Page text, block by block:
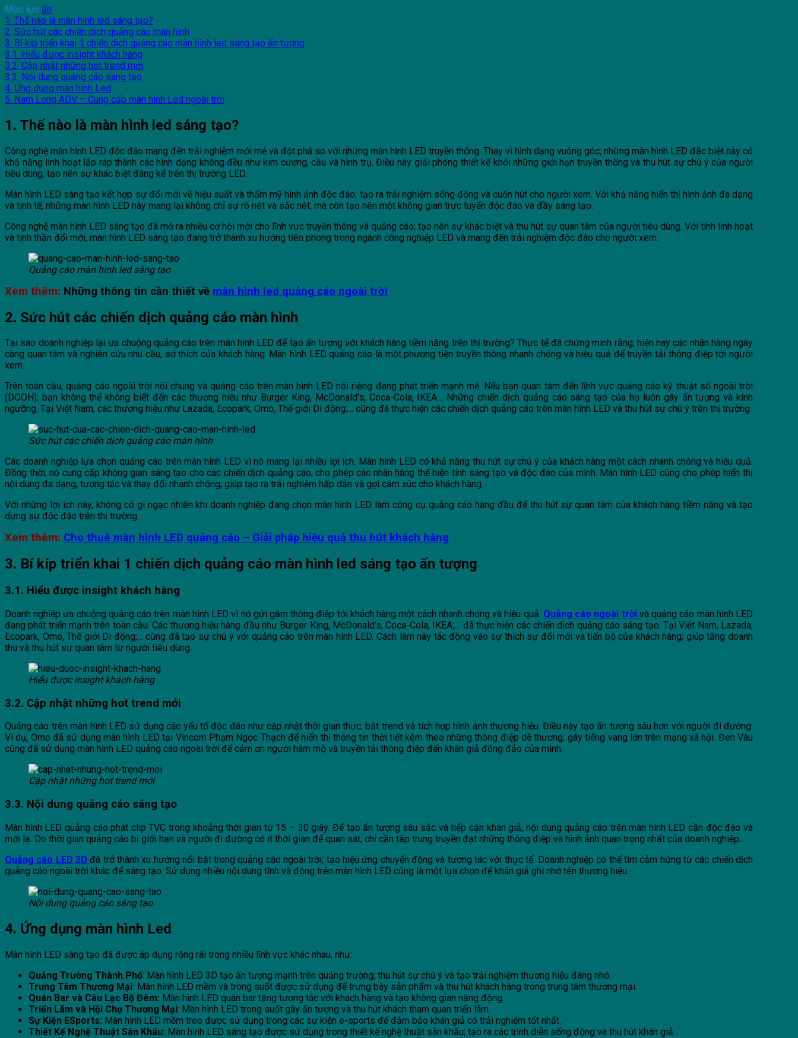
Mục lục ẩn
1. Thế nào là màn hình led sáng tạo?
2. Sức hút các chiến dịch quảng cáo màn hình
3. Bí kíp triển khai 1 chiến dịch quảng cáo màn hình led sáng tạo ấn tượng
3.1. Hiểu được insight khách hàng
3.2. Cập nhật những hot trend mới
3.3. Nội dung quảng cáo sáng tạo
4. Ứng dụng màn hình Led
5. Nam Long ADV – Cung cấp màn hình Led ngoài trời
1. Thế nào là màn hình led sáng tạo?
Công nghệ màn hình LED độc đáo mang đến trải nghiệm mới mẻ và đột phá so với những màn hình LED truyền thống. Thay vì hình dạng vuông góc; những màn hình LED đặc biệt này có
khả năng linh hoạt lắp ráp thành các hình dạng không đều như kim cương, cầu và hình trụ. Điều này giải phóng thiết kế khỏi những giới hạn truyền thống và thu hút sự chú ý của người
tiêu dùng; tạo nên sự khác biệt đáng kể trên thị trường LED.
Màn hình LED sáng tạo kết hợp sự đổi mới về hiệu suất và thẩm mỹ hình ảnh độc đáo; tạo ra trải nghiệm sống động và cuốn hút cho người xem. Với khả năng hiển thị hình ảnh đa dạng
và tinh tế; những màn hình LED này mang lại không chỉ sự rõ nét và sắc nét; mà còn tạo nên một không gian trực tuyến độc đáo và đầy sáng tạo.
Công nghệ màn hình LED sáng tạo đã mở ra nhiều cơ hội mới cho lĩnh vực truyền thông và quảng cáo; tạo nên sự khác biệt và thu hút sự quan tâm của người tiêu dùng. Với tính linh hoạt
và tinh thần đổi mới, màn hình LED sáng tạo đang trở thành xu hướng tiên phong trong ngành công nghiệp LED và mang đến trải nghiệm độc đáo cho người xem.
Quảng cáo màn hình led sáng tạo
Xem thêm: Những thông tin cần thiết về màn hình led quảng cáo ngoài trời
2. Sức hút các chiến dịch quảng cáo màn hình
Tại sao doanh nghiệp lại ưa chuộng quảng cáo trên màn hình LED để tạo ấn tượng với khách hàng tiềm năng trên thị trường? Thực tế đã chứng minh rằng; hiện nay các nhãn hàng ngày
càng quan tâm và nghiên cứu nhu cầu, sở thích của khách hàng. Màn hình LED quảng cáo là một phương tiện truyền thông nhanh chóng và hiệu quả để truyền tải thông điệp tới người
xem.
Trên toàn cầu, quảng cáo ngoài trời nói chung và quảng cáo trên màn hình LED nói riêng đang phát triển mạnh mẽ. Nếu bạn quan tâm đến lĩnh vực quảng cáo kỹ thuật số ngoài trời
(DOOH); bạn không thể không biết đến các thương hiệu như Burger King, McDonald’s, Coca-Cola, IKEA… Những chiến dịch quảng cáo sáng tạo của họ luôn gây ấn tượng và kính
ngưỡng. Tại Việt Nam, các thương hiệu như Lazada, Ecopark, Omo, Thế giới Di động;… cũng đã thực hiện các chiến dịch quảng cáo trên màn hình LED và thu hút sự chú ý trên thị trường.
Sức hút các chiến dịch quảng cáo màn hình
Các doanh nghiệp lựa chọn quảng cáo trên màn hình LED vì nó mang lại nhiều lợi ích. Màn hình LED có khả năng thu hút sự chú ý của khách hàng một cách nhanh chóng và hiệu quả.
Đồng thời, nó cung cấp không gian sáng tạo cho các chiến dịch quảng cáo; cho phép các nhãn hàng thể hiện tính sáng tạo và độc đáo của mình. Màn hình LED cũng cho phép hiển thị
nội dung đa dạng; tương tác và thay đổi nhanh chóng; giúp tạo ra trải nghiệm hấp dẫn và gợi cảm xúc cho khách hàng.
Với những lợi ích này, không có gì ngạc nhiên khi doanh nghiệp đang chọn màn hình LED làm công cụ quảng cáo hàng đầu để thu hút sự quan tâm của khách hàng tiềm năng và tạo
dựng sự độc đáo trên thị trường.
Xem thêm: Cho thuê màn hình LED quảng cáo – Giải pháp hiệu quả thu hút khách hàng
3. Bí kíp triển khai 1 chiến dịch quảng cáo màn hình led sáng tạo ấn tượng
3.1. Hiểu được insight khách hàng
Doanh nghiệp ưa chuộng quảng cáo trên màn hình LED vì nó gửi gắm thông điệp tới khách hàng một cách nhanh chóng và hiệu quả. Quảng cáo ngoài trời và quảng cáo màn hình LED
đang phát triển mạnh trên toàn cầu. Các thương hiệu hàng đầu như Burger King, McDonald’s, Coca-Cola, IKEA;… đã thực hiện các chiến dịch quảng cáo sáng tạo. Tại Việt Nam, Lazada,
Ecopark, Omo, Thế giới Di động;… cũng đã tạo sự chú ý với quảng cáo trên màn hình LED. Cách làm này tác động vào sự thích sự đổi mới và tiến bộ của khách hàng; giúp tăng doanh
thu và thu hút sự quan tâm từ người tiêu dùng.
Hiểu được insight khách hàng
3.2. Cập nhật những hot trend mới
Quảng cáo trên màn hình LED sử dụng các yếu tố độc đáo như cập nhật thời gian thực; bắt trend và tích hợp hình ảnh thương hiệu. Điều này tạo ấn tượng sâu hơn với người đi đường.
Ví dụ, Omo đã sử dụng màn hình LED tại Vincom Phạm Ngọc Thạch để hiển thị thông tin thời tiết kèm theo những thông điệp dễ thương; gây tiếng vang lớn trên mạng xã hội. Đen Vâu
cũng đã sử dụng màn hình LED quảng cáo ngoài trời để cảm ơn người hâm mộ và truyền tải thông điệp đến khán giả đông đảo của mình.
Cập nhật những hot trend mới
3.3. Nội dung quảng cáo sáng tạo
Màn hình LED quảng cáo phát clip TVC trong khoảng thời gian từ 15 – 30 giây. Để tạo ấn tượng sâu sắc và tiếp cận khán giả; nội dung quảng cáo trên màn hình LED cần độc đáo và
mới lạ. Do thời gian quảng cáo bị giới hạn và người đi đường có ít thời gian để quan sát; chỉ cần tập trung truyền đạt những thông điệp và hình ảnh quan trọng nhất của doanh nghiệp.
Quảng cáo LED 3D đã trở thành xu hướng nổi bật trong quảng cáo ngoài trời; tạo hiệu ứng chuyển động và tương tác với thực tế. Doanh nghiệp có thể tìm cảm hứng từ các chiến dịch
quảng cáo ngoài trời khác để sáng tạo. Sử dụng nhiều nội dung tĩnh và động trên màn hình LED cũng là một lựa chọn để khán giả ghi nhớ tên thương hiệu.
Nội dung quảng cáo sáng tạo
4. Ứng dụng màn hình Led
Màn hình LED sáng tạo đã được áp dụng rộng rãi trong nhiều lĩnh vực khác nhau, như:
Quảng Trường Thành Phố: Màn hình LED 3D tạo ấn tượng mạnh trên quảng trường; thu hút sự chú ý và tạo trải nghiệm thương hiệu đáng nhớ.
Trung Tâm Thương Mại: Màn hình LED mềm và trong suốt được sử dụng để trưng bày sản phẩm và thu hút khách hàng trong trung tâm thương mại.
Quán Bar và Câu Lạc Bộ Đêm: Màn hình LED quán bar tăng tương tác với khách hàng và tạo không gian năng động.
Triển Lãm và Hội Chợ Thương Mại: Màn hình LED trong suốt gây ấn tượng và thu hút khách tham quan triển lãm.
Sự Kiện ESports: Màn hình LED mềm treo được sử dụng trong các sự kiện e-sports để đảm bảo khán giả có trải nghiệm tốt nhất.
Thiết Kế Nghệ Thuật Sân Khấu: Màn hình LED sáng tạo được sử dụng trong thiết kế nghệ thuật sân khấu; tạo ra các trình diễn sống động và thu hút khán giả.